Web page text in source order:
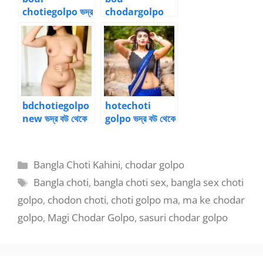
chotiegolpo ভদ্র
বউ থেকে বদলে যাওয়া
পল্লবী ১১
chodargolpo
ভদ্র বউ থেকে বদলে
যাওয়া পল্লবী ১৩
bdchotiegolpo
new ভদ্র বউ থেকে
hotechoti
golpo ভদ্র বউ থেকে
Categories
Bangla Choti Kahini, chodar golpo
Tags
Bangla choti, bangla choti sex, bangla sex choti
golpo, chodon choti, choti golpo ma, ma ke chodar
golpo, Magi Chodar Golpo, sasuri chodar golpo